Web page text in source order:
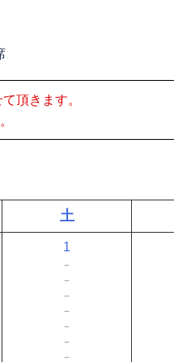
頂きます。
土
1
－
－
－
－
－
－
－